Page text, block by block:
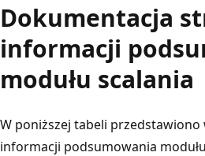
Dokumentacja
informacji
modułu scalania
W poniższej tabeli przedstawiono
informacji podsumowania